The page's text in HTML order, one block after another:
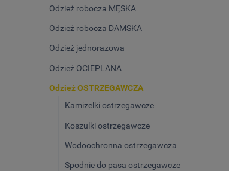
Odzież robocza MĘSKA
Odzież robocza DAMSKA
Odzież jednorazowa
Odzież OCIEPLANA
Odzież OSTRZEGAWCZA
Kamizelki ostrzegawcze
Koszulki ostrzegawcze
Wodoochronna ostrzegawcza
Spodnie do pasa ostrzegawcze